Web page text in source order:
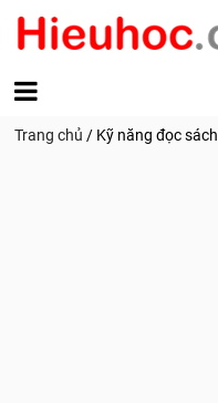
Trang chủ / Kỹ năng đọc sách